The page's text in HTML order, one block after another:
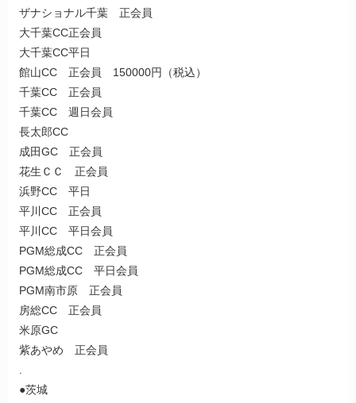
ザナショナル千葉 正会員
大千葉CC正会員
大千葉CC平日
館山CC 正会員 150000円（税込）
千葉CC 正会員
千葉CC 週日会員
長太郎CC
成田GC 正会員
花生ＣＣ 正会員
浜野CC 平日
平川CC 正会員
平川CC 平日会員
PGM総成CC 正会員
PGM総成CC 平日会員
PGM南市原 正会員
房総CC 正会員
米原GC
紫あやめ 正会員
●茨城